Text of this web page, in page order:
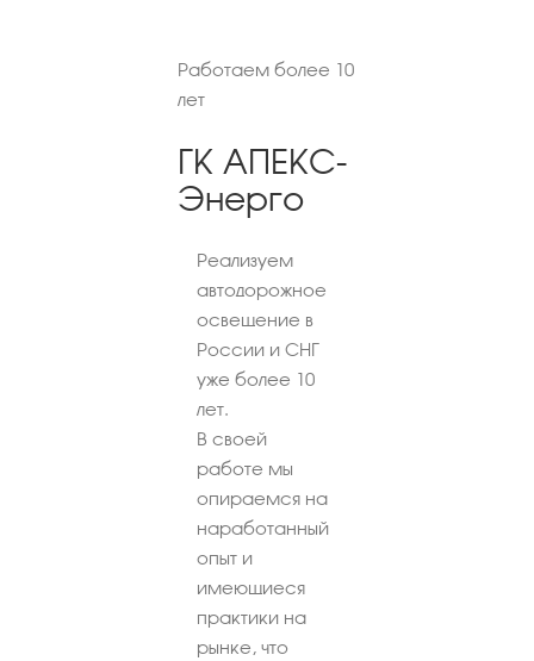
Работаем более 10
лет
ГК АПЕКС-
Энерго
Реализуем
автодорожное
освещение в
России и СНГ
уже более 10
лет.
В своей
работе мы
опираемся на
наработанный
опыт и
имеющиеся
практики на
рынке, что